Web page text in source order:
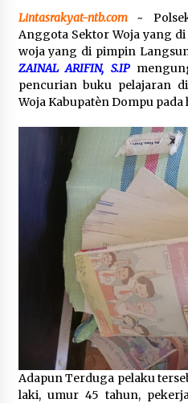
Lintasrakyat-ntb.com~
Anggota Sektor Woja yang
woja yang di pimpin
ZAINAL ARIFIN, S.IP
pencurian buku pelajaran
Woja Kabupatèn Dompu pada
Adapun Terduga pelaku
laki, umur 45 tahun,